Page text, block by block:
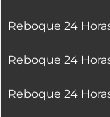
Reboque 24
Reboque 24
Reboque 24